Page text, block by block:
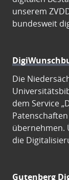
unserem
bundesweit
Die
dem Service
übernehmen.
die
Gutenberg